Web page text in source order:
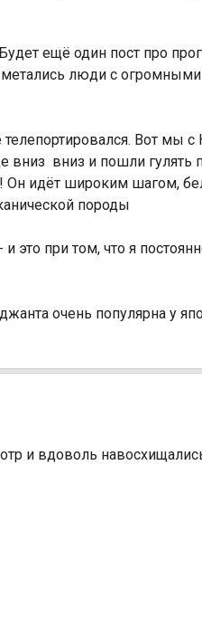
ещё один пост про
люди с
Вот мы с
вниз вниз и пошли гулять
Он идёт широким шагом,
породы
это при том, что я
очень популярна у
и вдоволь